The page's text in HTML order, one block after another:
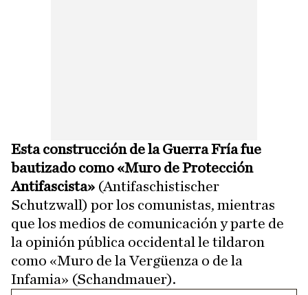
Esta construcción de la Guerra Fría fue
bautizado como «Muro de Protección
Antifascista» (Antifaschistischer
Schutzwall) por los comunistas, mientras
que los medios de comunicación y parte de
la opinión pública occidental le tildaron
como «Muro de la Vergüenza o de la
Infamia» (Schandmauer).